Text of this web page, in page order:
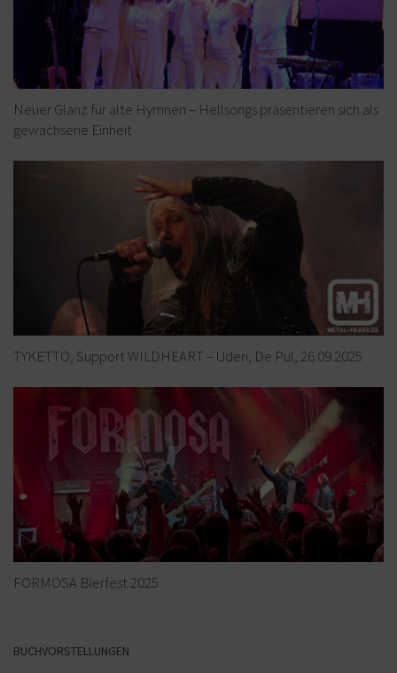
Neuer Glanz für alte Hymnen – Hellsongs präsentieren sich als
gewachsene Einheit
TYKETTO, Support WILDHEART – Uden, De Pul, 26.09.2025
FORMOSA Bierfest 2025
BUCHVORSTELLUNGEN